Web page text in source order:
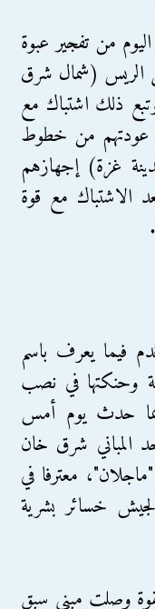
من تفجير عبوة
على جبل الريس (شمال شرق
ذلك اشتباك مع
عودتهم من خطوط
غزة) إجهازهم
بعد الاشتباك مع قوة
فيما يعرف باسم
وحنكتها في نصب
بما حدث يوم أمس
المباني شرق خان
معترفا في
خسائر بشرية
وصلت مبنى سبق